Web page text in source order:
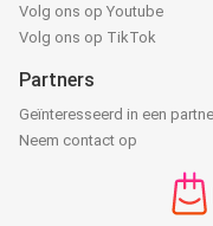
Volg ons op Youtube
Volg ons op TikTok
Partners
Geïnteresseerd in een
Neem contact op